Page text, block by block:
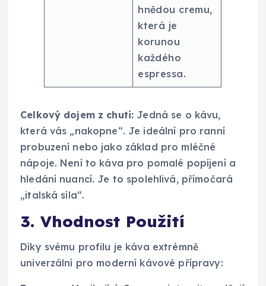
hnědou cremu,
která je
korunou
každého
espressa.
Celkový dojem z chuti: Jedná se o kávu,
která vás „nakopne“. Je ideální pro ranní
probuzení nebo jako základ pro mléčné
nápoje. Není to káva pro pomalé popíjení a
hledání nuancí. Je to spolehlivá, přímočará
„italská síla“.
3. Vhodnost Použití
Díky svému profilu je káva extrémně
univerzální pro moderní kávové přípravy: